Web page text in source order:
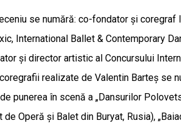
se numără: co-fondator și
International Ballet & Contemporary
și director artistic al Concursului
realizate de Valentin Barteș se
punerea în scenă a „Dansurilor
Operă și Balet din Buryat, Rusia),